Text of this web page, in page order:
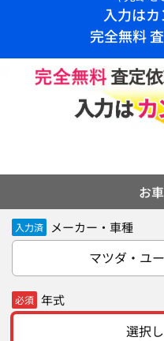
入力はカ
完全無料
お
入力済 メーカー・車種
マツダ・ユ
必須 年式
選択